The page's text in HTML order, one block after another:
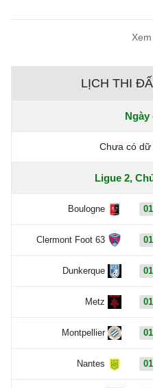
đại kéo dài tới 14 năm đầy vinh
LỊCH THI
Ngày
Chưa có dữ
Ligue 2,
Boulogne
Clermont Foot 63
Dunkerque
Metz
Montpellier
Nantes